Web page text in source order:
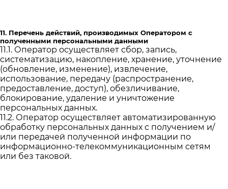
11. Перечень действий, производимых Оператором с
полученными персональными данными
11.1. Оператор осуществляет сбор, запись,
систематизацию, накопление, хранение, уточнение
(обновление, изменение), извлечение,
использование, передачу (распространение,
предоставление, доступ), обезличивание,
блокирование, удаление и уничтожение
персональных данных.
11.2. Оператор осуществляет автоматизированную
обработку персональных данных с получением и/
или передачей полученной информации по
информационно-телекоммуникационным сетям
или без таковой.